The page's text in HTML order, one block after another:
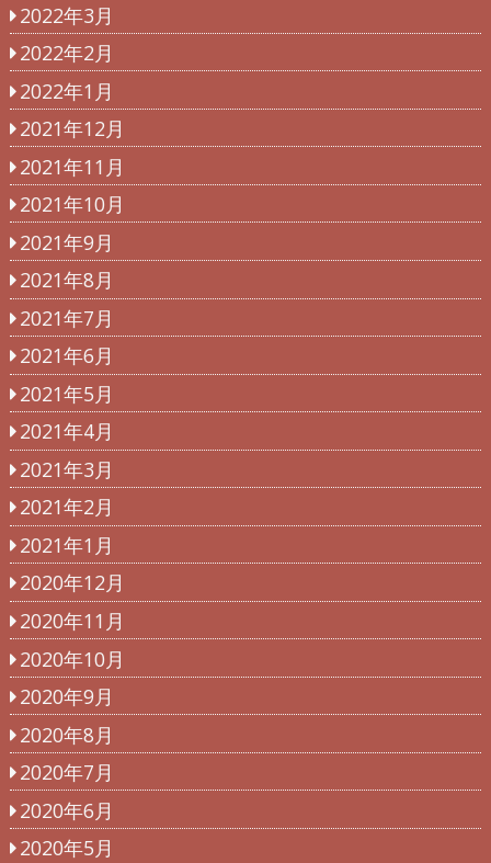
2022年3月
2022年2月
2022年1月
2021年12月
2021年11月
2021年10月
2021年9月
2021年8月
2021年7月
2021年6月
2021年5月
2021年4月
2021年3月
2021年2月
2021年1月
2020年12月
2020年11月
2020年10月
2020年9月
2020年8月
2020年7月
2020年6月
2020年5月